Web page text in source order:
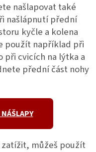
našlapovat také
našlápnutí přední
kyčle a kolena
použít například při
cvicích na lýtka a
přední část nohy
můžeš použít